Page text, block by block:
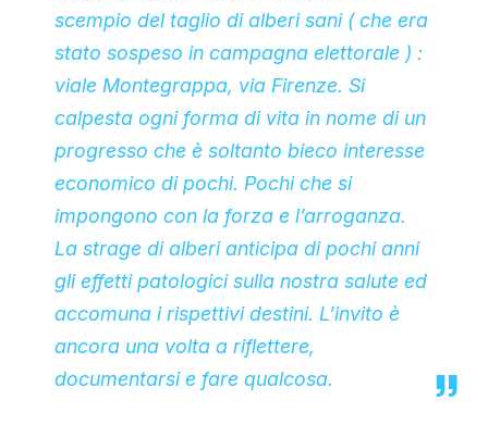
scempio del taglio di alberi sani ( che era
stato sospeso in campagna elettorale ) :
viale Montegrappa, via Firenze. Si
calpesta ogni forma di vita in nome di un
progresso che è soltanto bieco interesse
economico di pochi. Pochi che si
impongono con la forza e l’arroganza.
La strage di alberi anticipa di pochi anni
gli effetti patologici sulla nostra salute ed
accomuna i rispettivi destini. L’invito è
ancora una volta a riflettere,
documentarsi e fare qualcosa.